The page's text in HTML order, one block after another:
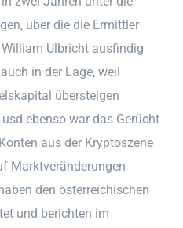
über die die Ermittler
Ulbricht ausfindig
in der Lage, weil
übersteigen
ebenso war das Gerücht
aus der Kryptoszene
Marktveränderungen
den österreichischen
und berichten im